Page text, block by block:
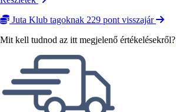
Juta Klub tagoknak 229 pont visszajár
Mit kell tudnod az itt megjelenő értékelésekről?